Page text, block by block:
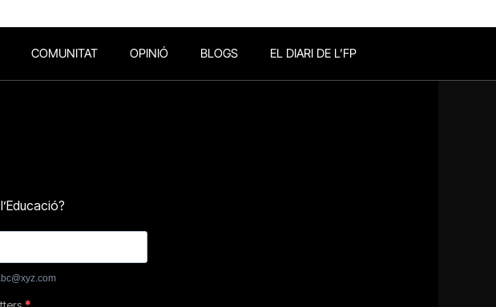
COMUNITAT OPINIÓ BLOGS EL DIARI DE L’FP